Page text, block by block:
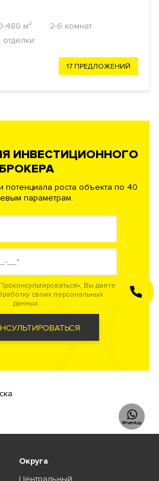
480 м²
2-6 комнат
отделки
17 ПРЕДЛОЖЕНИЙ
ИНВЕСТИЦИОННОГО
БРОКЕРА
потенциала роста объекта по 40
параметрам.
Вы даете
своих персональных
данных.
Округа
ЗАКАЗАТЬ
ЗВОНОК